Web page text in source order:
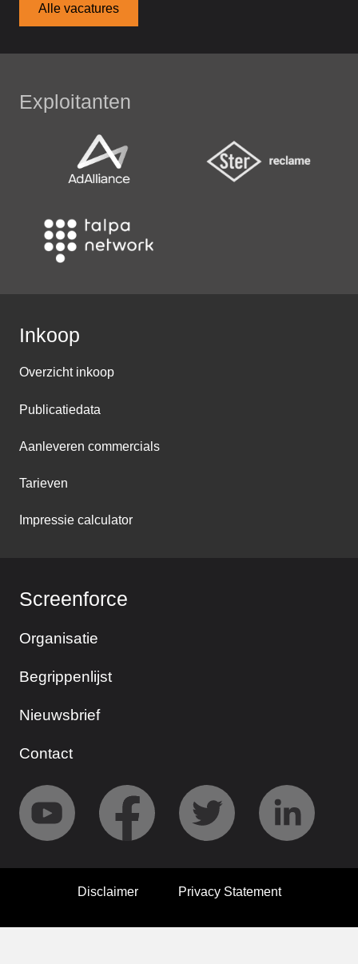
Alle vacatures
Exploitanten
Inkoop
Overzicht inkoop
Publicatiedata
Aanleveren commercials
Tarieven
Impressie calculator
Screenforce
Organisatie
Begrippenlijst
Nieuwsbrief
Contact
Disclaimer Privacy Statement